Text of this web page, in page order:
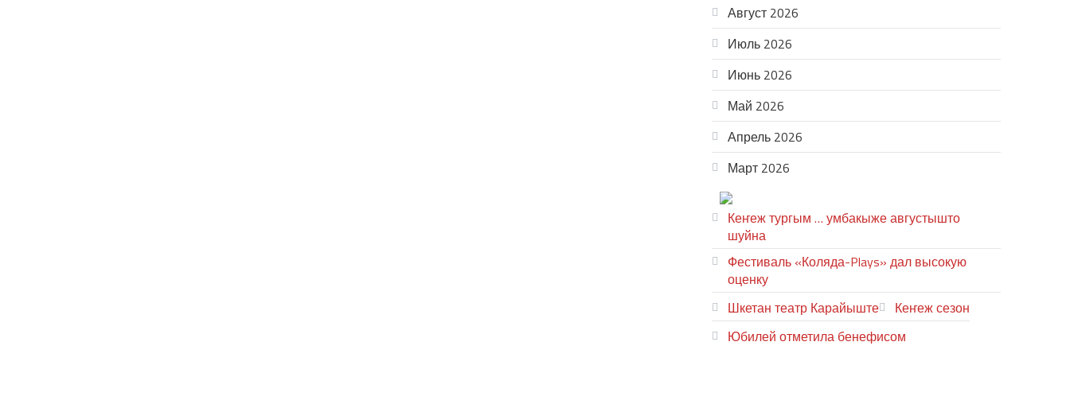
Август 2026
Июль 2026
Июнь 2026
Май 2026
Апрель 2026
Март 2026
Кеҥеж тургым … умбакыже августышто
шуйна
Фестиваль «Коляда-Plays» дал высокую
оценку
Шкетан театр Карайыште
Кеҥеж сезон
Юбилей отметила бенефисом